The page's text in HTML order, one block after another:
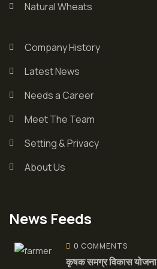
Natural Wheats
Company History
Latest News
Needs a Career
Meet The Team
Setting & Privacy
About Us
News Feeds
0 COMMENTS
कृषक समग्र विकास योजना